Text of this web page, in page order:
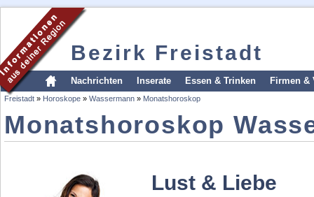
Bezirk Freistadt
Nachrichten Inserate Essen & Trinken Firmen &
Freistadt » Horoskope » Wassermann » Monatshoroskop
Monatshoroskop
Lust & Liebe